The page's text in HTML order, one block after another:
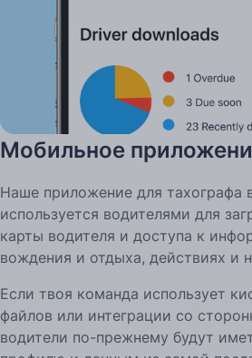
Мобильное
Наше приложение для тахографа
используется водителями для
карты водителя и доступа к
вождения и отдыха, действиях и
Если твоя команда использует
файлов или интеграции со
водители по-прежнему будут